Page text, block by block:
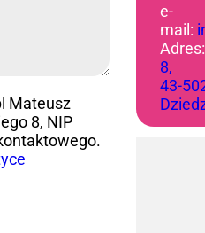
Mateusz
8, NIP
e-
mail:
Adres:
8,
43-